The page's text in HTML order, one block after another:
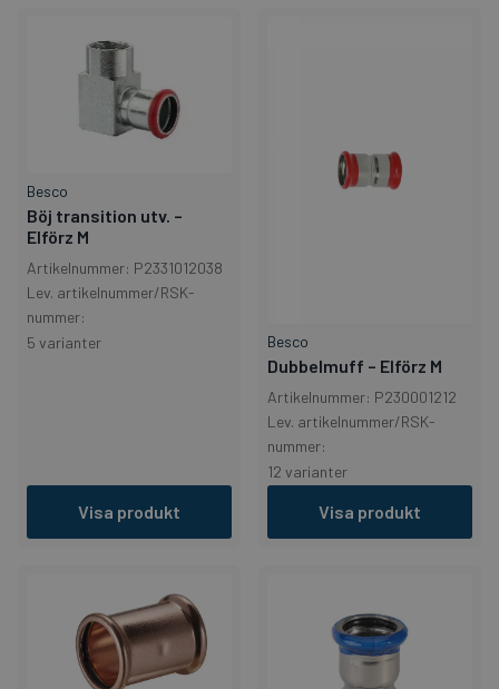
Besco
Böj transition utv. –
Elförz M
Artikelnummer: P2331012038
Lev. artikelnummer/RSK-
nummer:
5 varianter
Visa produkt
Besco
Dubbelmuff – Elförz M
Artikelnummer: P230001212
Lev. artikelnummer/RSK-
nummer:
12 varianter
Visa produkt